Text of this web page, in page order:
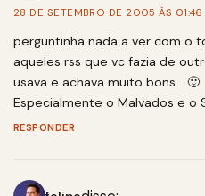
28 DE SETEMBRO DE 2005 ÀS 01:46
perguntinha nada a ver com o
aqueles rss que vc fazia de
usava e achava muito bons… 🙂
Especialmente o Malvados e o
RESPONDER